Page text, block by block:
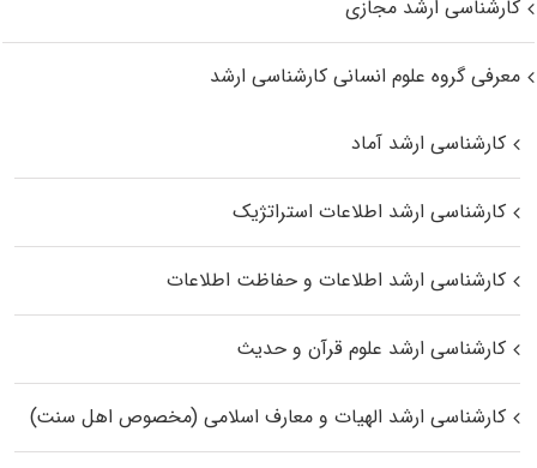
کارشناسی ارشد مجازی
معرفی گروه علوم انسانی کارشناسی ارشد
کارشناسی ارشد آماد
کارشناسی ارشد اطلاعات استراتژیک
کارشناسی ارشد اطلاعات و حفاظت اطلاعات
کارشناسی ارشد علوم قرآن و حدیث
کارشناسی ارشد الهیات و معارف اسلامی (مخصوص اهل سنت)